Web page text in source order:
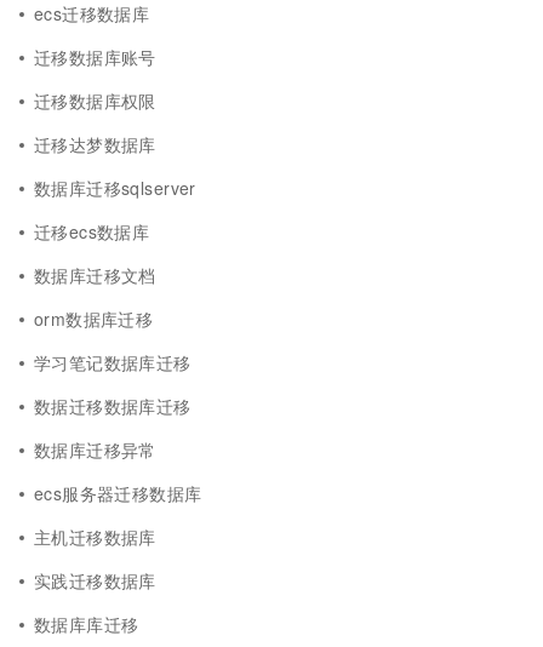
ecs迁移数据库
迁移数据库账号
迁移数据库权限
迁移达梦数据库
数据库迁移sqlserver
迁移ecs数据库
数据库迁移文档
orm数据库迁移
学习笔记数据库迁移
数据迁移数据库迁移
数据库迁移异常
ecs服务器迁移数据库
主机迁移数据库
实践迁移数据库
数据库库迁移